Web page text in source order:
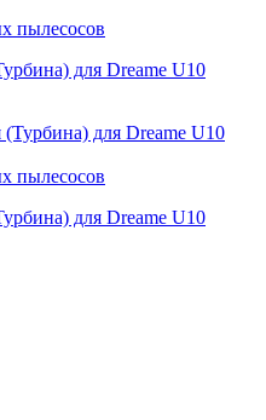
пылесосов
для Dreame U10
пылесосов
для Dreame U10